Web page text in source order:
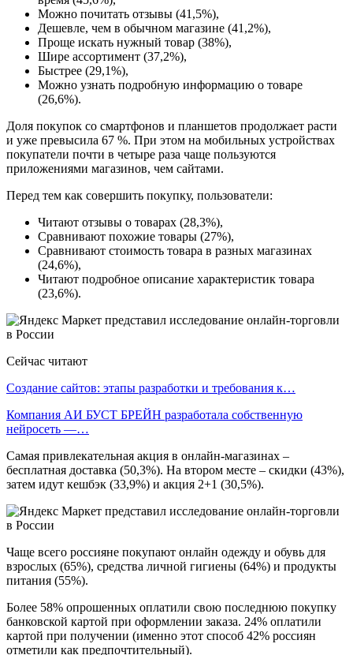
Можно почитать отзывы (41,5%),
Дешевле, чем в обычном магазине (41,2%),
Проще искать нужный товар (38%),
Шире ассортимент (37,2%),
Быстрее (29,1%),
Можно узнать подробную информацию о товаре
(26,6%).
Доля покупок со смартфонов и планшетов продолжает расти
и уже превысила 67 %. При этом на мобильных устройствах
покупатели почти в четыре раза чаще пользуются
приложениями магазинов, чем сайтами.
Перед тем как совершить покупку, пользователи:
Читают отзывы о товарах (28,3%),
Сравнивают похожие товары (27%),
Сравнивают стоимость товара в разных магазинах
(24,6%),
Читают подробное описание характеристик товара
(23,6%).
Сейчас читают
Создание сайтов: этапы разработки и требования к…
Компания АИ БУСТ БРЕЙН разработала собственную
нейросеть —…
Самая привлекательная акция в онлайн-магазинах –
бесплатная доставка (50,3%). На втором месте – скидки (43%),
затем идут кешбэк (33,9%) и акция 2+1 (30,5%).
Чаще всего россияне покупают онлайн одежду и обувь для
взрослых (65%), средства личной гигиены (64%) и продукты
питания (55%).
Более 58% опрошенных оплатили свою последнюю покупку
банковской картой при оформлении заказа. 24% оплатили
картой при получении (именно этот способ 42% россиян
отметили как предпочтительный).